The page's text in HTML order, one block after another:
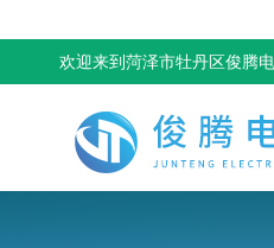
欢迎来到菏泽市牡丹区俊腾